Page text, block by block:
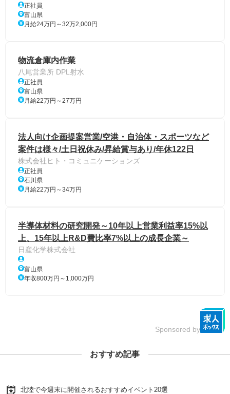
正社員
富山県
月給24万円～32万2,000円
物流倉庫内作業
八尾営業所 DPL射水
正社員
富山県
月給22万円～27万円
法人向け企画提案営業/空港・自治体・スポーツなど
案件は様々/土日祝休み/昇給賞与あり/年休122日
株式会社ヒト・コミュニケーションズ
正社員
石川県
月給22万円～34万円
半導体材料の研究開発～10年以上営業利益率15%以
上、15年以上R&D費比率7%以上の成長企業～
日産化学株式会社
富山県
年収800万円～1,000万円
Sponsored by
おすすめ記事
北陸で今週末に開催されるおすすめイベント20選